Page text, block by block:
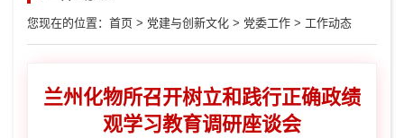
您现在的位置： 首页 > 党建与创新文化 > 党委工作 > 工作动态
兰州化物所召开树立和践行正确政绩
观学习教育调研座谈会